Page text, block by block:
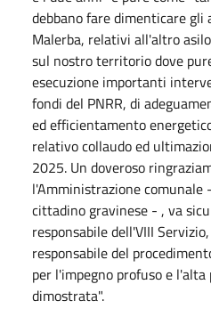
debbano fare dimenticare
Malerba, relativi all'altro
sul nostro territorio dove
esecuzione importanti
fondi del PNRR, di
ed efficientamento
relativo collaudo ed
2025. Un doveroso
l'Amministrazione
cittadino gravinese - , va
responsabile dell'VIII
responsabile del
per l'impegno profuso e
dimostrata".